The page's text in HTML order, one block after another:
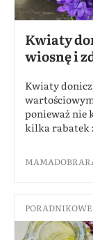
Kwiaty
wiosnę i
Kwiaty
ponieważ nie
kilka rabatek